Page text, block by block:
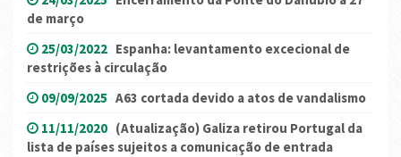
de março
25/03/2022 Espanha: levantamento excecional de
restrições à circulação
09/09/2025 A63 cortada devido a atos de vandalismo
11/11/2020 (Atualização) Galiza retirou Portugal da
lista de países sujeitos a comunicação de entrada